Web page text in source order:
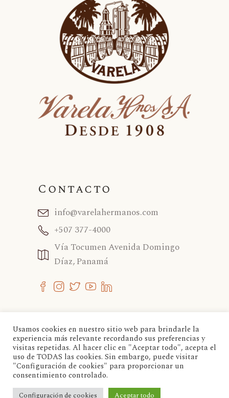
Contacto
info@varelahermanos.com
+507 377-4000
Vía Tocumen Avenida Domingo
Díaz, Panamá
Si tienes consultas, reclamos o sugerencias,
favor contactarnos para poder dar respuesta a
su solicitud lo más pronto posible.
Usamos cookies en nuestro sitio web para brindarle la
experiencia más relevante recordando sus preferencias y
visitas repetidas. Al hacer clic en "Aceptar todo", acepta el
uso de TODAS las cookies. Sin embargo, puede visitar
"Configuración de cookies" para proporcionar un
consentimiento controlado.
Configuración de cookies Aceptar todo